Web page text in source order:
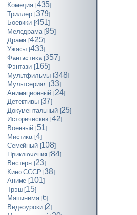
Комедия [435]
Триллер [379]
Боевики [451]
Мелодрама [95]
Драма [425]
Ужасы [433]
Фантастика [357]
Фэнтази [165]
Мультфильмы [348]
Мультсериал [33]
Анимационный [24]
Детективы [37]
Документальный [25]
Исторический [42]
Военный [51]
Мистика [4]
Семейный [108]
Приключения [84]
Вестерн [23]
Кино СССР [38]
Аниме [101]
Трэш [15]
Машинима [6]
Видеоуроки [2]